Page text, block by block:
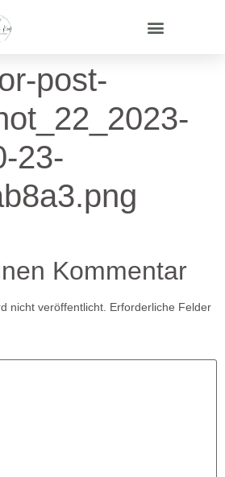
post-
23-
Kommentar
nicht veröffentlicht. Erforderliche Felder